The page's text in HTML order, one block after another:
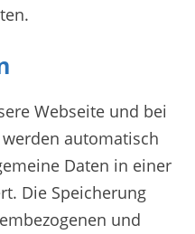
Webseite und bei
automatisch
Daten in einer
Die Speicherung
und